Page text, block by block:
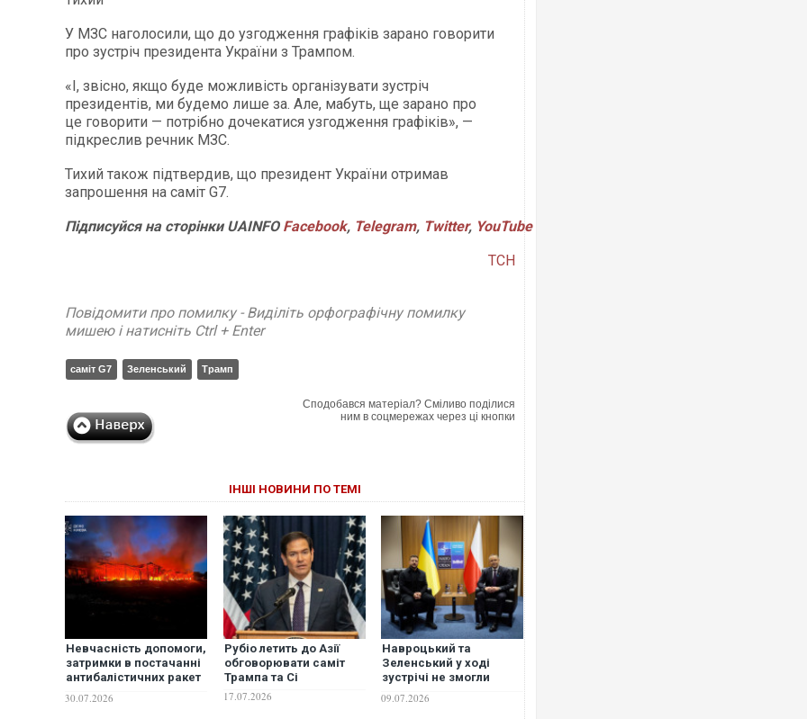
У МЗС наголосили, що до узгодження графіків зарано говорити
про зустріч президента України з Трампом.
«І, звісно, якщо буде можливість організувати зустріч
президентів, ми будемо лише за. Але, мабуть, ще зарано про
це говорити — потрібно дочекатися узгодження графіків», —
підкреслив речник МЗС.
Тихий також підтвердив, що президент України отримав
запрошення на саміт G7.
ПідписуйсянасторінкиUAINFO Facebook, Telegram, Twitter, YouTube
ТСН
Повідомити про помилку - Виділіть орфографічну помилку
мишею і натисніть Ctrl + Enter
саміт G7 Зеленський Трамп
Сподобався матеріал? Сміливо поділися
ним в соцмережах через ці кнопки
ІНШІ НОВИНИ ПО ТЕМІ
Невчасність допомоги,
затримки в постачанні
антибалістичних ракет
руйнування, саме такі
30.07.2026
Рубіо летить до Азії
обговорювати саміт
Трампа та Сі
17.07.2026
Навроцький та
Зеленський у ході
зустрічі не змогли
питання
09.07.2026